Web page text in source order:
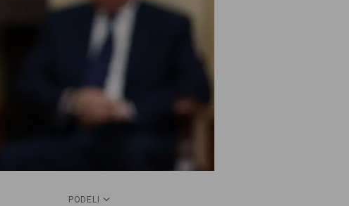
PODELI